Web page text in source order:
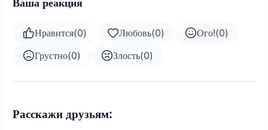
Ваша реакция
Нравится(0) Любовь(0) Ого!(0)
Грустно(0) Злость(0)
Расскажи друзьям: